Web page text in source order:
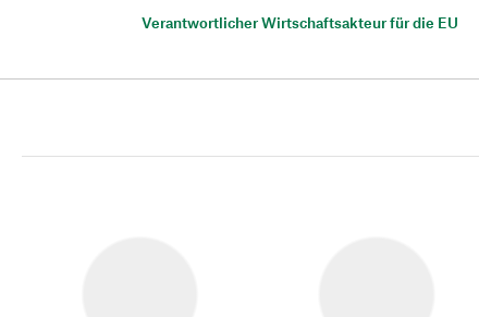
Verantwortlicher Wirtschaftsakteur für die EU